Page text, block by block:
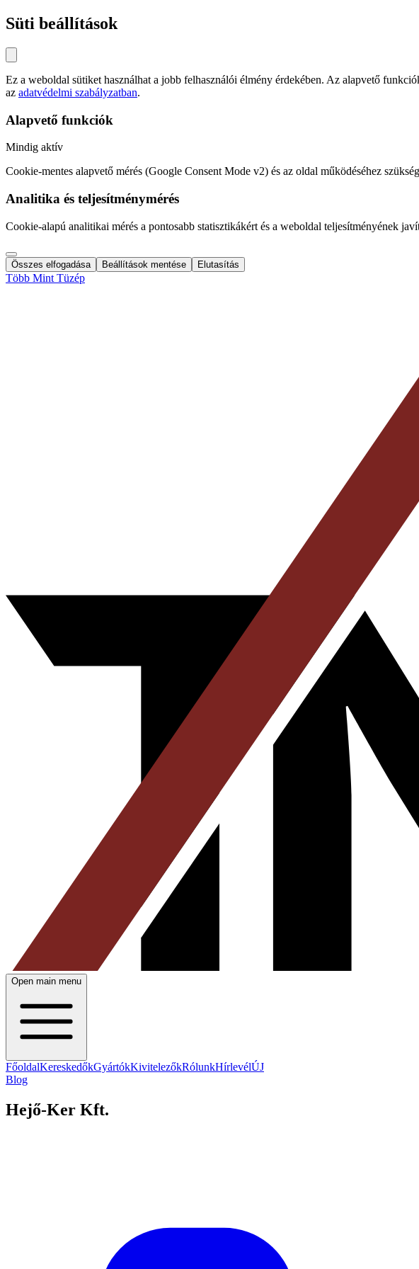
Süti beállítások
Ez a weboldal sütiket használhat a jobb felhasználói élmény érdekében. Az alapvető
az adatvédelmi szabályzatban.
Alapvető funkciók
Mindig aktív
Cookie-mentes alapvető mérés (Google Consent Mode v2) és az oldal működéséhez
Analitika és teljesítménymérés
Cookie-alapú analitikai mérés a pontosabb statisztikákért és a weboldal teljesítményének
Összes elfogadása Beállítások mentése Elutasítás
Több Mint Tüzép
Open main menu
FőoldalKereskedőkGyártókKivitelezőkRólunkHírlevélÚJ
Blog
Hejő-Ker Kft.